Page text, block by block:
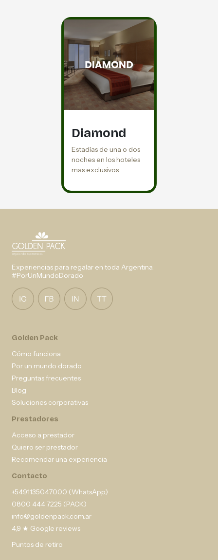
Diamond
Estadías de una o dos
noches en los hoteles
mas exclusivos
Experiencias para regalar en toda Argentina.
#PorUnMundoDorado
Golden Pack
Cómo funciona
Por un mundo dorado
Preguntas frecuentes
Blog
Soluciones corporativas
Prestadores
Acceso a prestador
Quiero ser prestador
Recomendar una experiencia
Contacto
+5491135047000 (WhatsApp)
0800 444 7225 (PACK)
info@goldenpack.com.ar
4,9 ★ Google reviews
Puntos de retiro